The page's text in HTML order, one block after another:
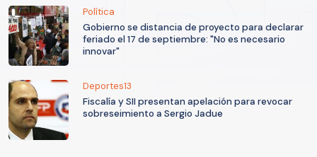
Política
Gobierno se distancia de proyecto para declarar
feriado el 17 de septiembre: "No es necesario
innovar"
Deportes13
Fiscalía y SII presentan apelación para revocar
sobreseimiento a Sergio Jadue